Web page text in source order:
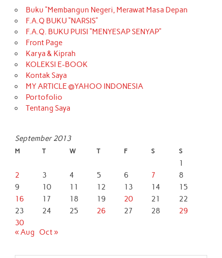
Buku “Membangun Negeri, Merawat Masa Depan
F.A.Q BUKU “NARSIS”
F.A.Q. BUKU PUISI “MENYESAP SENYAP”
Front Page
Karya & Kiprah
KOLEKSI E-BOOK
Kontak Saya
MY ARTICLE @YAHOO INDONESIA
Portofolio
Tentang Saya
September 2013
M T W T F S S
1
2
3 4 5 6 7
8
9
10 11 12 13 14
15
16
17 18 19 20 21
22
23
24 25 26 27 28
29
30
« Aug
Oct »